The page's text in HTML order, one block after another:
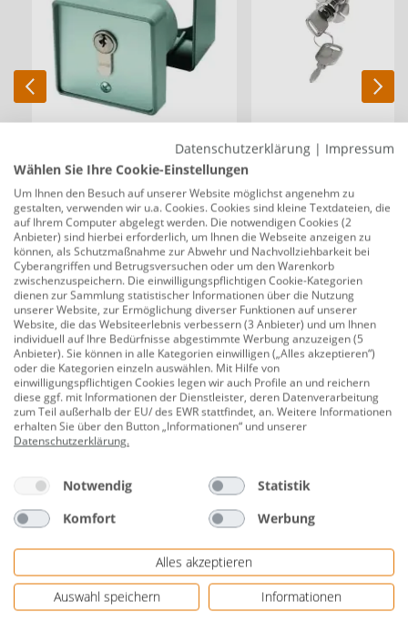
Hörmann Schlüsseltaster
Auf-/Unterputzkombination
inkl. 3 Schlüssel
22,95 €
Hörmann Notentriegelung
22,99 €
Beschreibung
Hörmann Innentaster PB3 für Torgröße
bis 7 m²
Produktnummer:0781550208
feste Montage für Innen
beleuchtete Impulstaste (Tor öffnen / schließen)
Licht (an/aus)
Urlaubsfunktion (der Funk einer vorhandenen
Fernbedienung des Antriebs wird durch langes
Halten der Taste deaktiviert / aktiviert)
für die Serie SupraMatic
inkl. Anschlusskabel (7m)
Datenschutzerklärung | Impressum
Wählen Sie Ihre Cookie-Einstellungen
Um Ihnen den Besuch auf unserer Website möglichst angenehm zu
gestalten, verwenden wir u.a. Cookies. Cookies sind kleine Textdateien, die
auf Ihrem Computer abgelegt werden. Die notwendigen Cookies (2
Anbieter) sind hierbei erforderlich, um Ihnen die Webseite anzeigen zu
können, als Schutzmaßnahme zur Abwehr und Nachvollziehbarkeit bei
Cyberangriffen und Betrugsversuchen oder um den Warenkorb
zwischenzuspeichern. Die einwilligungspflichtigen Cookie-Kategorien
dienen zur Sammlung statistischer Informationen über die Nutzung
unserer Website, zur Ermöglichung diverser Funktionen auf unserer
Website, die das Websiteerlebnis verbessern (3 Anbieter) und um Ihnen
individuell auf Ihre Bedürfnisse abgestimmte Werbung anzuzeigen (5
Anbieter). Sie können in alle Kategorien einwilligen („Alles akzeptieren“)
oder die Kategorien einzeln auswählen. Mit Hilfe von
einwilligungspflichtigen Cookies legen wir auch Profile an und reichern
diese ggf. mit Informationen der Dienstleister, deren Datenverarbeitung
zum Teil außerhalb der EU/ des EWR stattfindet, an. Weitere Informationen
erhalten Sie über den Button „Informationen“ und unserer
Datenschutzerklärung.
Notwendig
Statistik
Komfort
Werbung
Alles akzeptieren
Auswahl speichern
Informationen